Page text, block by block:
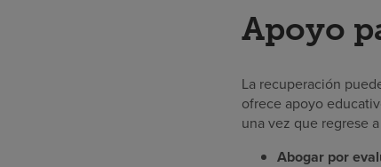
Apoyo
La recuperación
ofrece apoyo
una vez que regrese
Abogar por